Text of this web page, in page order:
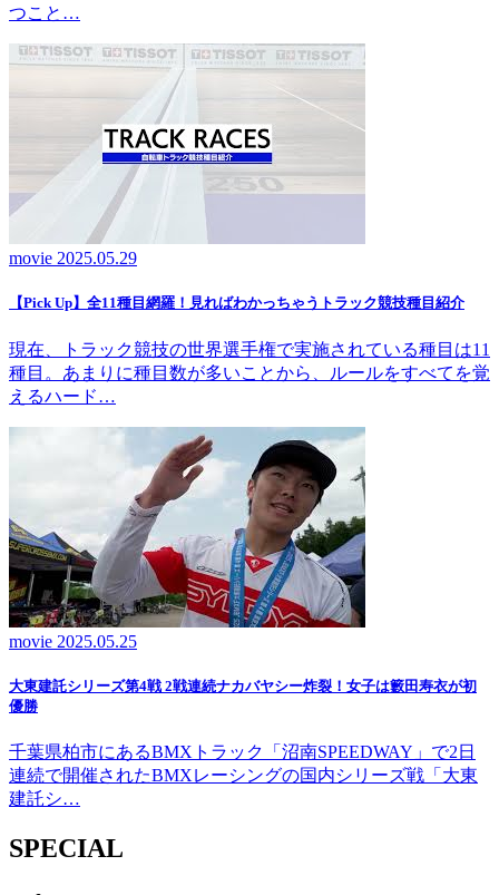
つこと…
movie 2025.05.29
【Pick Up】全11種目網羅！見ればわかっちゃうトラック競技種目紹介
現在、トラック競技の世界選手権で実施されている種目は11
種目。あまりに種目数が多いことから、ルールをすべてを覚
えるハード…
movie 2025.05.25
大東建託シリーズ第4戦 2戦連続ナカバヤシー炸裂！女子は籔田寿衣が初
優勝
千葉県柏市にあるBMXトラック「沼南SPEEDWAY」で2日
連続で開催されたBMXレーシングの国内シリーズ戦「大東
建託シ…
SPECIAL